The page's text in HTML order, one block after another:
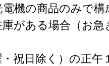
機の商品のみで構
がある場合（お急
祝日除く）の正午